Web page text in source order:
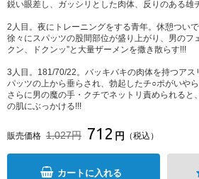
鋭い眼差し、ガッシリとした肉体、反りのある雄
2人目。夜にトレーニングをする青年。休憩つい
徐々にスパッツの股間部位が盛り上がり、男のフ
クン、ドクンッ”と大量ザーメンを撒き散らす!!!
3人目。181/70/22。バッキバキの肉体を持つアス
パッツの上から垂らされ、勃起したチ○ポがいや
さらに男の魔の手・クチでネットリ責められると
の肌にぶっかける!!!
販売価格 1,027円 712 円 （税込）
カートに入れる